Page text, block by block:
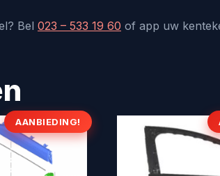
Bel 023 – 533 19 60 of app uw
AANBIEDING!